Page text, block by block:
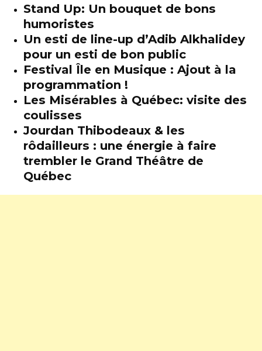
Stand Up: Un bouquet de bons
humoristes
Un esti de line-up d’Adib Alkhalidey
pour un esti de bon public
Festival Île en Musique : Ajout à la
programmation !
Les Misérables à Québec: visite des
coulisses
Jourdan Thibodeaux & les
rôdailleurs : une énergie à faire
trembler le Grand Théâtre de
Québec